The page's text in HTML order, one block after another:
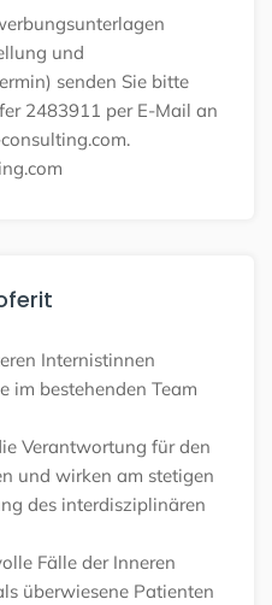
und
senden Sie bitte
2483911 per E-Mail an
Internistinnen
im bestehenden Team
Verantwortung für den
und wirken am stetigen
des interdisziplinären
Fälle der Inneren
überwiesene Patienten